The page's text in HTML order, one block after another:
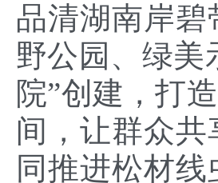
品清湖南岸
野公园、绿美
院”创建，打
间，让群众
同推进松材